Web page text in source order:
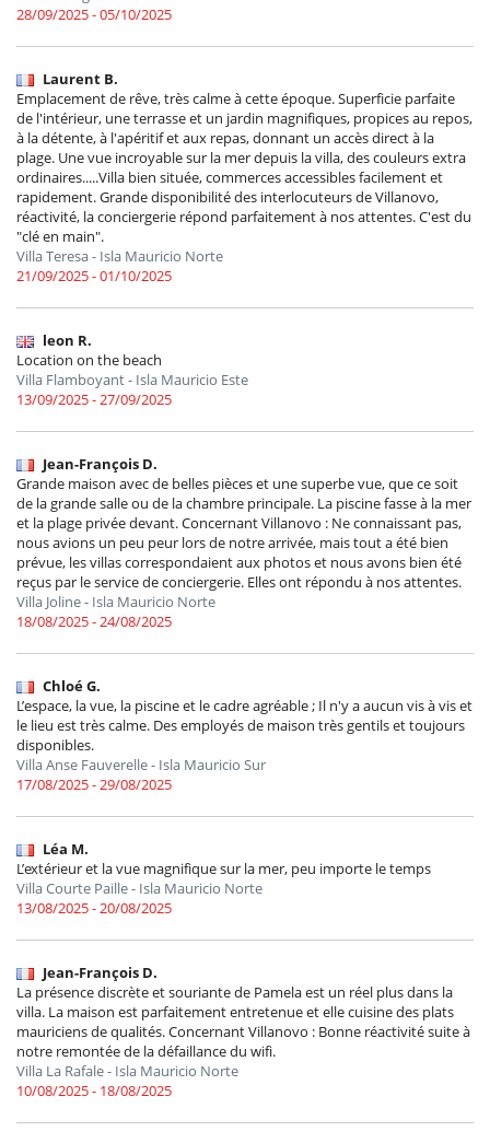
28/09/2025 - 05/10/2025
Laurent B.
Emplacement de rêve, très calme à cette époque. Superficie parfaite
de l'intérieur, une terrasse et un jardin magnifiques, propices au repos,
à la détente, à l'apéritif et aux repas, donnant un accès direct à la
plage. Une vue incroyable sur la mer depuis la villa, des couleurs extra
ordinaires.....Villa bien située, commerces accessibles facilement et
rapidement. Grande disponibilité des interlocuteurs de Villanovo,
réactivité, la conciergerie répond parfaitement à nos attentes. C'est du
"clé en main".
Villa Teresa - Isla Mauricio Norte
21/09/2025 - 01/10/2025
leon R.
Location on the beach
Villa Flamboyant - Isla Mauricio Este
13/09/2025 - 27/09/2025
Jean-François D.
Grande maison avec de belles pièces et une superbe vue, que ce soit
de la grande salle ou de la chambre principale. La piscine fasse à la mer
et la plage privée devant. Concernant Villanovo : Ne connaissant pas,
nous avions un peu peur lors de notre arrivée, mais tout a été bien
prévue, les villas correspondaient aux photos et nous avons bien été
reçus par le service de conciergerie. Elles ont répondu à nos attentes.
Villa Joline - Isla Mauricio Norte
18/08/2025 - 24/08/2025
Chloé G.
L’espace, la vue, la piscine et le cadre agréable ; Il n'y a aucun vis à vis et
le lieu est très calme. Des employés de maison très gentils et toujours
disponibles.
Villa Anse Fauverelle - Isla Mauricio Sur
17/08/2025 - 29/08/2025
Léa M.
L’extérieur et la vue magnifique sur la mer, peu importe le temps
Villa Courte Paille - Isla Mauricio Norte
13/08/2025 - 20/08/2025
Jean-François D.
La présence discrète et souriante de Pamela est un réel plus dans la
villa. La maison est parfaitement entretenue et elle cuisine des plats
mauriciens de qualités. Concernant Villanovo : Bonne réactivité suite à
notre remontée de la défaillance du wifi.
Villa La Rafale - Isla Mauricio Norte
10/08/2025 - 18/08/2025